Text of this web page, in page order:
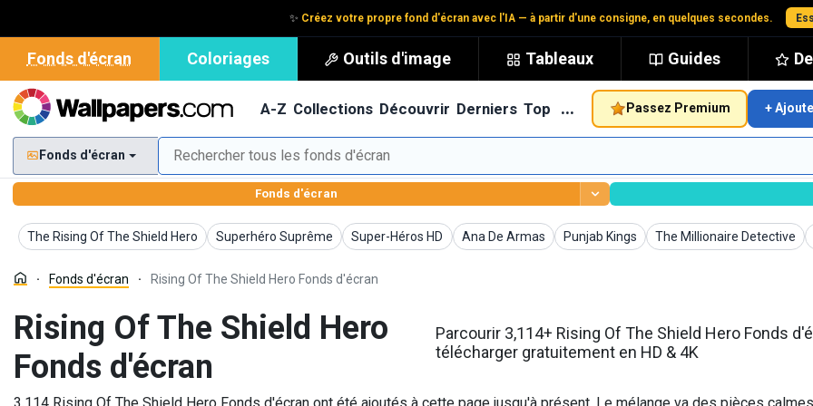
✨ Créez votre propre fond d'écran avec l'IA — à partir d'une consigne, en quelques secondes.
Fonds d'écran Coloriages Outils d'image Tableaux Guides
A-Z Collections Découvrir Derniers Top … Passez Premium +
Fonds d'écran
Fonds d'écran
The Rising Of The Shield Hero
Fonds d'écran Superhéro Suprême
Fonds d'écran Super-Héros HD
Fonds d'écran Ana De Armas
Fonds d'écran Punjab Kings
Fonds d'écran The Millionaire Detective
Fonds d'écran
Fonds d'écran Rising Of The Shield Hero Fonds d'écran
Rising Of The Shield Hero
Fonds d'écran
Parcourir 3,114+ Rising Of The Shield Hero Fonds
télécharger gratuitement en HD & 4K